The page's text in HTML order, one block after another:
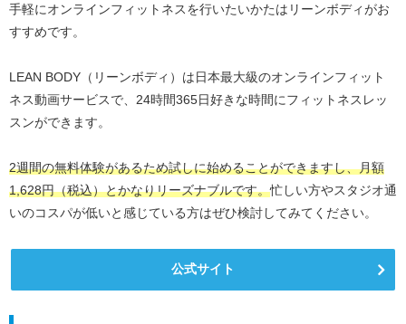
手軽にオンラインフィットネスを行いたいかたはリーンボディがお
すすめです。
LEAN BODY（リーンボディ）は日本最大級のオンラインフィット
ネス動画サービスで、24時間365日好きな時間にフィットネスレッ
スンができます。
2週間の無料体験があるため試しに始めることができますし、月額
1,628円（税込）とかなりリーズナブルです。忙しい方やスタジオ通
いのコスパが低いと感じている方はぜひ検討してみてください。
公式サイト